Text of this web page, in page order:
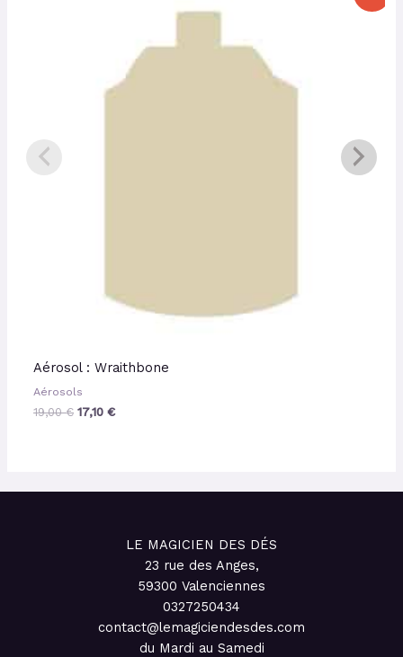
Aérosol : Wraithbone
Aérosols
19,00€ 17,10€
17,10 €.
LE MAGICIEN DES DÉS
23 rue des Anges,
59300 Valenciennes
0327250434
contact@lemagiciendesdes.com
du Mardi au Samedi